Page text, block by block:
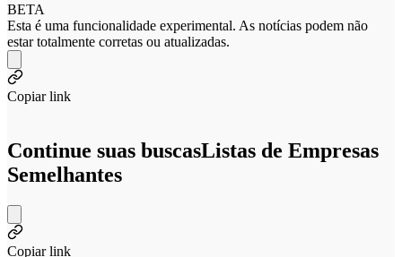
BETA
Esta é uma funcionalidade experimental. As notícias podem não
estar totalmente corretas ou atualizadas.
Copiar link
Continue suas buscasListas de Empresas
Semelhantes
Copiar link